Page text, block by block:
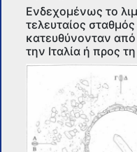
Ενδεχομένως το
τελευταίος
κατευθύνονταν
την Ιταλία ή προς